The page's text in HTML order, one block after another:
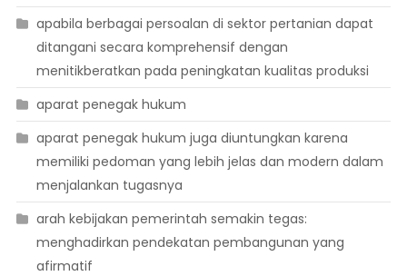
apabila berbagai persoalan di sektor pertanian dapat
ditangani secara komprehensif dengan
menitikberatkan pada peningkatan kualitas produksi
aparat penegak hukum
aparat penegak hukum juga diuntungkan karena
memiliki pedoman yang lebih jelas dan modern dalam
menjalankan tugasnya
arah kebijakan pemerintah semakin tegas:
menghadirkan pendekatan pembangunan yang
afirmatif